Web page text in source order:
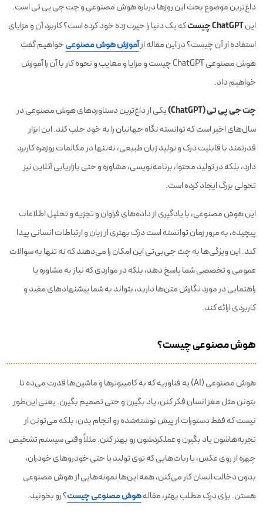
داغ‌ترین موضوع بحث این روزها درباره هوش مصنوعی و چت جی پی تی است.
اینChatGPT چیست
که یک دنیا را حیرت زده خود کرده است؟ کاربرد آن و مزایای
استفاده از آن چیست؟ در این مقاله ازآموزش هوش مصنوعیخواهیم گفت
هوش مصنوعی ChatGPT چیست و مزایا و معایب و نحوه کار با آن را آموزش
خواهیم داد.
چت جی پی تی (ChatGPT)
یکی از داغ‌ترین دستاوردهای هوش مصنوعی در
سال‌های اخیر است که توانسته نگاه جهانیان را به خود جلب کند. این ابزار
قدرتمند با قابلیت درک و تولید زبان طبیعی، نه‌تنها در مکالمات روزمره کاربرد
دارد، بلکه در تولید محتوا، برنامه‌نویسی، مشاوره و حتی بازاریابی آنلاین نیز
تحولی بزرگ ایجاد کرده است.
این هوش مصنوعی، با یادگیری از داده‌های فراوان و تجزیه و تحلیل اطلاعات
پیچیده، به مرور زمان توانسته است درک بهتری از زبان و ارتباطات انسانی پیدا
کند. این ویژگی‌ها به چت جی‌بی‌تی این امکان را می‌دهند که نه تنها به سوالات
عمومی و تخصصی شما پاسخ دهد، بلکه در مواردی که نیاز به مشاوره یا
راهنمایی در مورد نگارش متن‌ها دارید، بتواند به شما پیشنهادهای مفید و
کاربردی ارائه کند.
هوش مصنوعی چیست؟
هوش مصنوعی (AI) یه فناوریه که به کامپیوترها و ماشین‌ها قدرت می‌ده تا
بتونن مثل مغز انسان فکر کنن، یاد بگیرن و حتی تصمیم بگیرن. یعنی این‌طور
نیست که فقط دستورات از پیش نوشته‌شده رو انجام بدن، بلکه می‌تونن از
تجربه‌هاشون یاد بگیرن و عملکردشون رو بهتر کنن. مثلاً وقتی سیستم تشخیص
چهره از روی عکس، یا ربات‌هایی که توی تولید یا حتی خودروهای خودران،
بدون دخالت انسان کار می‌کنن، همه این‌ها نمونه‌هایی از هوش مصنوعی
هستن. برای درک مطلب بهتر، مقالههوش مصنوعی چیست؟ رو بخونید.